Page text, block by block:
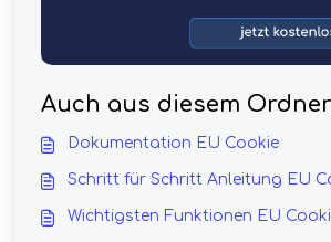
Auch aus diesem
Dokumentation EU Cookie
Schritt für Schritt Anleitung EU
Wichtigsten Funktionen EU